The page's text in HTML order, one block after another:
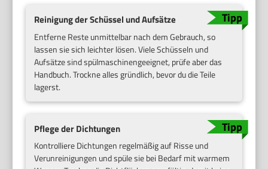
Reinigung der Schüssel und Aufsätze
Entferne Reste unmittelbar nach dem Gebrauch, so
lassen sie sich leichter lösen. Viele Schüsseln und
Aufsätze sind spülmaschinengeeignet, prüfe aber das
Handbuch. Trockne alles gründlich, bevor du die Teile
lagerst.
Pflege der Dichtungen
Kontrolliere Dichtungen regelmäßig auf Risse und
Verunreinigungen und spüle sie bei Bedarf mit warmem